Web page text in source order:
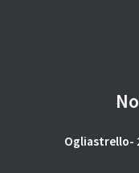
Ogliastrello-